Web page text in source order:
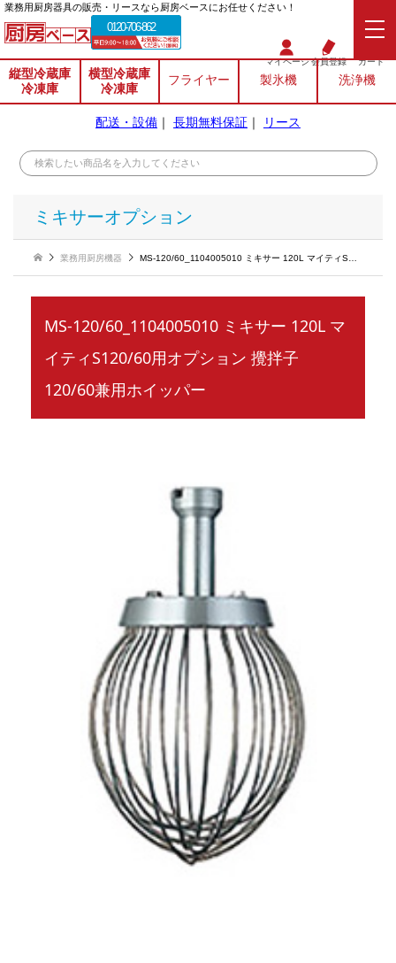
業務⽤厨房器具の販売・リースなら厨房ベースにお任せください！
0120-706-862
マイページ会員登録 カート
縦型冷蔵庫
冷凍庫
横型冷蔵庫
冷凍庫
フライヤー 製氷機 洗浄機
配送・設備 ｜ 長期無料保証 ｜ リース
ミキサーオプション
業務用厨房機器 MS-120/60_1104005010 ミキサー 120L マイティS120/60用オプション 攪拌子 120/60兼用ホイッパー
MS-120/60_1104005010 ミキサー 120L マ
イティS120/60用オプション 攪拌子
120/60兼用ホイッパー